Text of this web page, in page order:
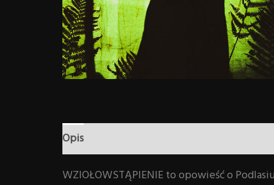
Opis
WZIOŁOWSTĄPIENIE to opowieść o